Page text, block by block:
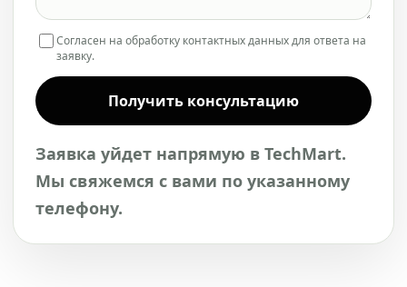
Согласен на обработку контактных данных для ответа на
заявку.
Получить консультацию
Заявка уйдет напрямую в TechMart.
Мы свяжемся с вами по указанному
телефону.